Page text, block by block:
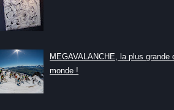
MEGAVALANCHE, la plus
monde !